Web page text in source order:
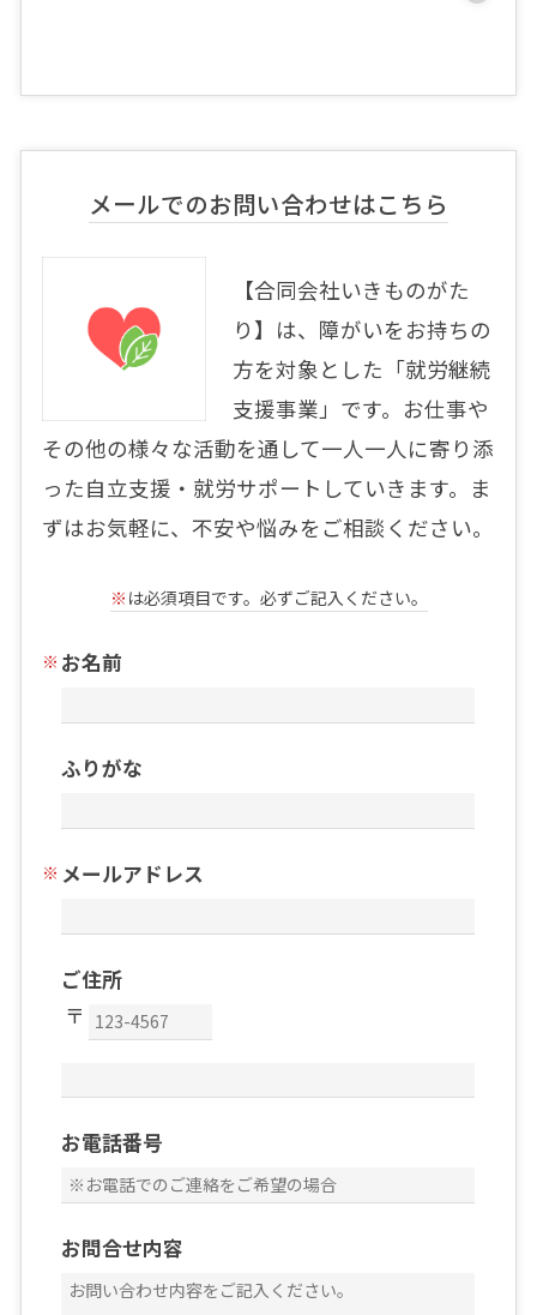
メールでのお問い合わせはこちら
【合同会社いきものがた
り】は、障がいをお持ちの
方を対象とした「就労継続
支援事業」です。お仕事や
その他の様々な活動を通して一人一人に寄り添
った自立支援・就労サポートしていきます。ま
ずはお気軽に、不安や悩みをご相談ください。
※ は必須項目です。必ずご記入ください。
お名前
ふりがな
メールアドレス
ご住所
お電話番号
お問合せ内容